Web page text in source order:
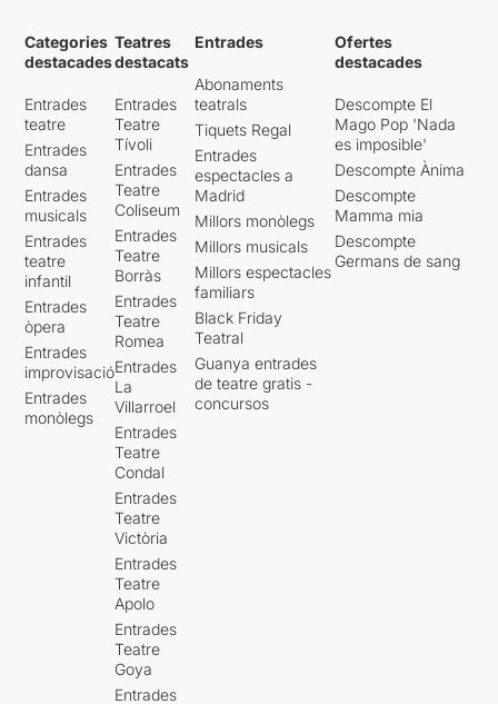
Categories
destacades
Entrades
teatre
Entrades
dansa
Entrades
musicals
Entrades
teatre
infantil
Entrades
òpera
Entrades
improvisació
Entrades
monòlegs
Teatres
destacats
Entrades
Teatre
Tívoli
Entrades
Teatre
Coliseum
Entrades
Teatre
Borràs
Entrades
Teatre
Romea
Entrades
La
Villarroel
Entrades
Teatre
Condal
Entrades
Teatre
Victòria
Entrades
Teatre
Apolo
Entrades
Teatre
Goya
Entrades
Entrades
Abonaments
teatrals
Tiquets Regal
Entrades
espectacles a
Madrid
Millors monòlegs
Millors musicals
Millors espectacles
familiars
Black Friday
Teatral
Guanya entrades
de teatre gratis -
concursos
Ofertes
destacades
Descompte El
Mago Pop 'Nada
es imposible'
Descompte Ànima
Descompte
Mamma mia
Descompte
Germans de sang